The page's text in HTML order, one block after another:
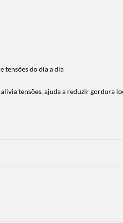
tensões do dia a dia
tensões, ajuda a reduzir gordura